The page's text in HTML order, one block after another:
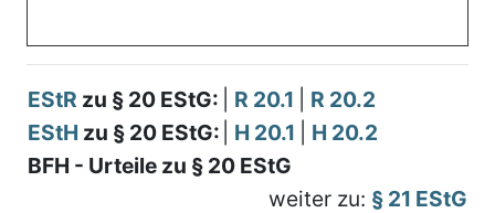
EStR zu § 20 EStG: R 20.1
R 20.2
EStH zu § 20 EStG: H 20.1
H 20.2
BFH - Urteile zu § 20 EStG
weiter zu: § 21 EStG